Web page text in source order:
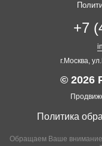
+7
г.Москва,
Обращаем Ваше внимание
© 2026
Политика